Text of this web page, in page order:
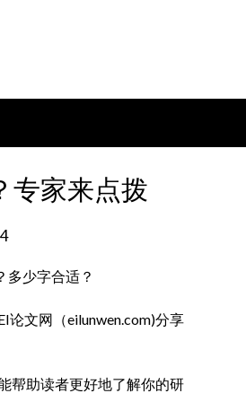
专家来点拨
多少字合适？
论文网（eilunwen.com)分享
帮助读者更好地了解你的研